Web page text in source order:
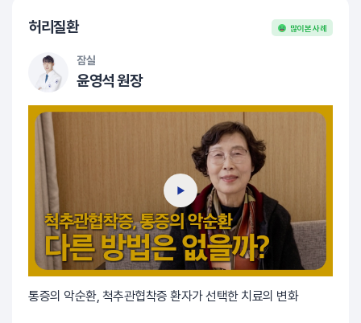
허리질환 많이 본 사례
잠실
윤영석 원장
통증의 악순환, 척추관협착증 환자가 선택한 치료의 변화